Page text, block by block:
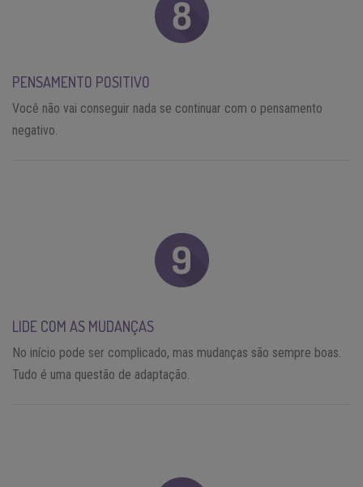
PENSAMENTO POSITIVO
Você não vai conseguir nada se continuar com o pensamento
negativo.
LIDE COM AS MUDANÇAS
No início pode ser complicado, mas mudanças são sempre boas.
Tudo é uma questão de adaptação.